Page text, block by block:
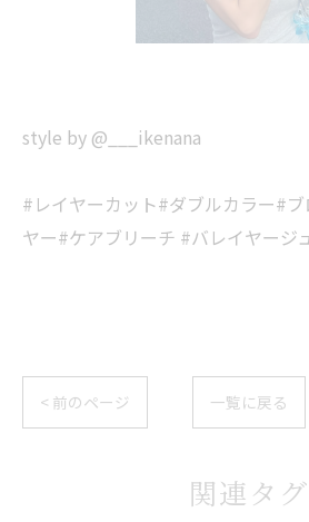
style by @___ikenana
#レイヤーカット#ダブルカラー#
ヤー#ケアブリーチ #バレイヤージ
< 前のページ 一覧に戻る
関連タグ